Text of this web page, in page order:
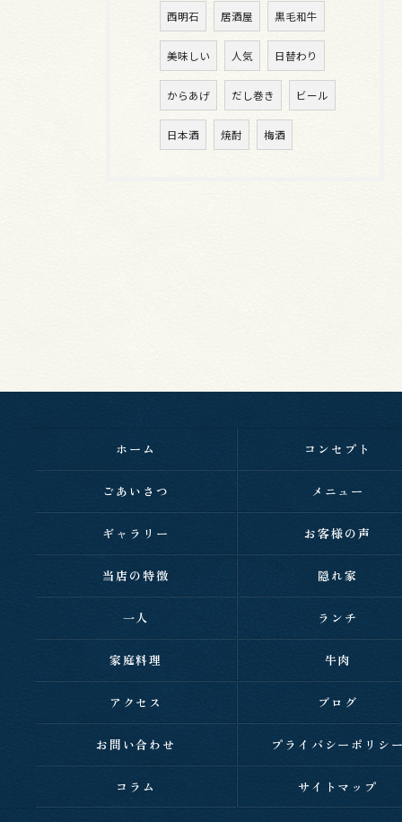
西明石 居酒屋 黒毛和牛
美味しい 人気 日替わり
からあげ だし巻き ビール
日本酒 焼酎 梅酒
ホーム コンセプト
ごあいさつ メニュー
ギャラリー お客様の声
当店の特徴 隠れ家
一人 ランチ
家庭料理 牛肉
アクセス ブログ
お問い合わせ プライバシーポリシ
コラム サイトマップ